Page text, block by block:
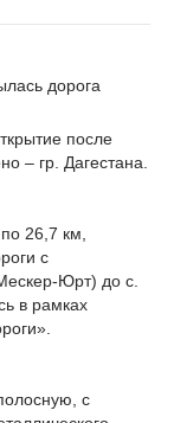
после
– гр. Дагестана.
26,7 км,
с
Юрт) до с.
в рамках
с